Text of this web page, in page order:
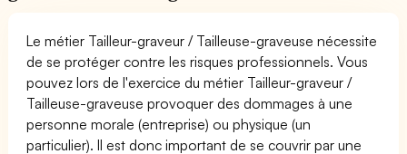
Le métier Tailleur-graveur / Tailleuse-graveuse nécessite
de se protéger contre les risques professionnels. Vous
pouvez lors de l'exercice du métier Tailleur-graveur /
Tailleuse-graveuse provoquer des dommages à une
personne morale (entreprise) ou physique (un
particulier). Il est donc important de se couvrir par une